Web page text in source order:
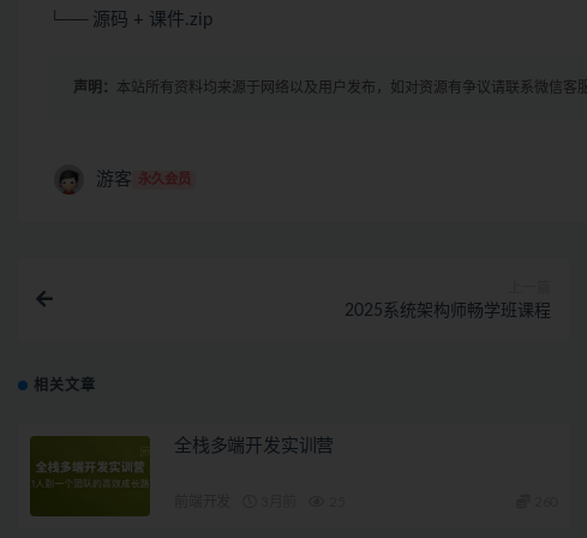
└── 源码 + 课件.zip
声明： 本站所有资料均来源于网络以及用户发布，如对资源有争议请联系微信客
游客 永久会员
2025系统架构师畅学班课程
相关文章
全栈多端开发实训营